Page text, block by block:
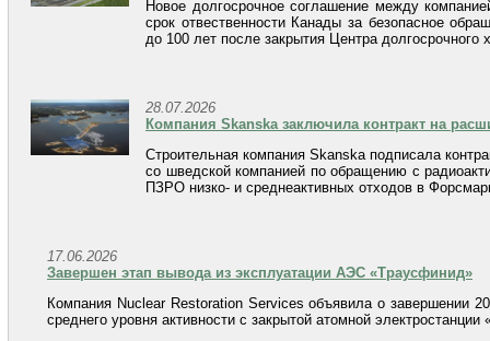
Новое долгосрочное соглашение между
срок отвественности Канады за безопасное
до 100 лет после закрытия Центра долгосрочного
28.07.2026
Компания Skanska заключила контракт на
Строительная компания Skanska подписала
со шведской компанией по обращению с
ПЗРО низко- и среднеактивных отходов в
17.06.2026
Завершен этап вывода из эксплуатации АЭС «Траусфинид»
Компания Nuclear Restoration Services объявила о завершении
среднего уровня активности с закрытой атомной